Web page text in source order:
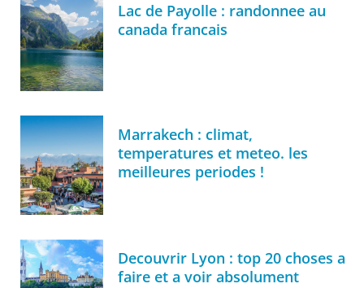
Lac de Payolle : randonnee au
canada francais
Marrakech : climat,
temperatures et meteo. les
meilleures periodes !
Decouvrir Lyon : top 20 choses a
faire et a voir absolument